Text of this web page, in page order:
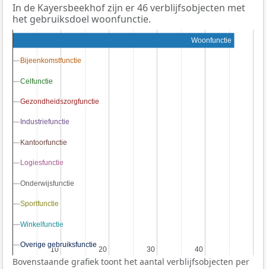
In de Kayersbeekhof zijn er 46 verblijfsobjecten met
het gebruiksdoel woonfunctie.
10
10 20
20 30
30 40
40
Woonfunctie
Bijeenkomstfunctie
Bijeenkomstfunctie
Celfunctie
Celfunctie
Gezondheidszorgfunctie
Gezondheidszorgfunctie
Industriefunctie
Industriefunctie
Kantoorfunctie
Kantoorfunctie
Logiesfunctie
Logiesfunctie
Onderwijsfunctie
Onderwijsfunctie
Sportfunctie
Sportfunctie
Winkelfunctie
Winkelfunctie
Overige gebruiksfunctie
Overige gebruiksfunctie
Bovenstaande grafiek toont het aantal verblijfsobjecten per